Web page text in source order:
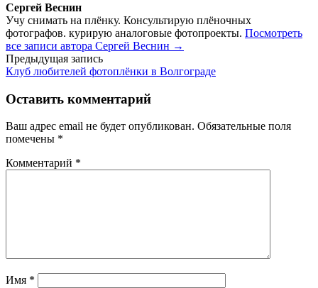
Сергей Веснин
Учу снимать на плёнку. Консультирую плёночных
фотографов. курирую аналоговые фотопроекты. Посмотреть
все записи автора Сергей Веснин →
Навигация
по
записям
Предыдущая запись
Клуб любителей фотоплёнки в Волгограде
Оставить комментарий
Ваш адрес email не будет опубликован. Обязательные поля
помечены *
Комментарий *
Имя *